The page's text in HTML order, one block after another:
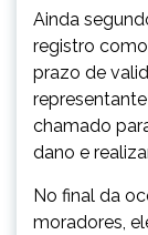
Ainda
registro
prazo de
chamado
dano e
No final da
moradores,